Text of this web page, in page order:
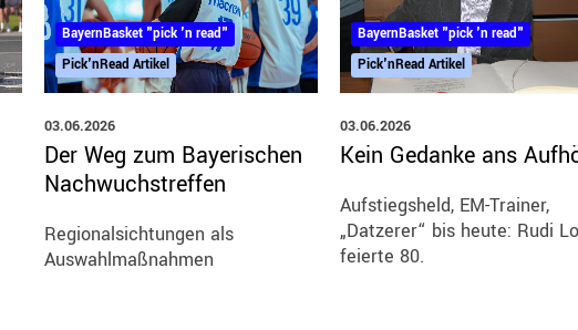
BayernBasket "pick 'n read"
Pick'nRead Artikel
03.06.2026
Der Weg zum Bayerischen
Nachwuchstreffen
Regionalsichtungen als
Auswahlmaßnahmen
BayernBasket "pick 'n read"
Pick'nRead Artikel
03.06.2026
Kein Gedanke ans
Aufstiegsheld, EM-Trainer,
„Datzerer“ bis heute: Rudi
feierte 80.